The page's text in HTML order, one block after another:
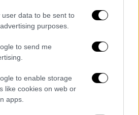
user data to be sent to
purposes.
to send me
to enable storage
like cookies on web or
apps.
αρχικά στο Ιόνιο,
δυτική Στερεά και τη
και από τις
ώρες στην Ήπειρο.
θα εκδηλωθούν
νησιά του Ιονίου,
και στα